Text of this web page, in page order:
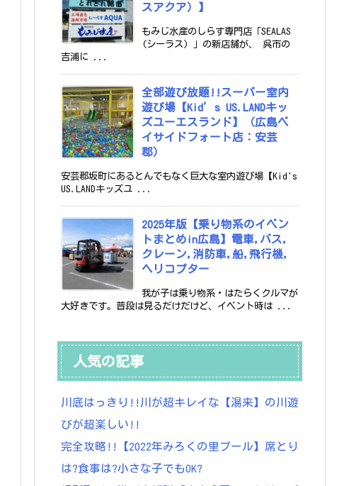
スアクア）】
もみじ水産のしらす専門店「SEALAS
(シーラス) 」の新店舗が、 呉市の
吉浦に ...
全部遊び放題!!スーパー室内
遊び場【Kid’s US.LANDキッ
ズユーエスランド】（広島ベ
イサイドフォート店：安芸
郡）
安芸郡坂町にあるとんでもなく巨大な室内遊び場【Kid's
US.LANDキッズユ ...
2025年版【乗り物系のイベン
トまとめin広島】電車,バス,
クレーン,消防車,船,飛行機,
ヘリコプター
我が子は乗り物系・はたらくクルマが
大好きです。普段は見るだけだけど、イベント時は ...
人気の記事
川底はっきり!!川が超キレイな【湯来】の川遊
びが超楽しい!!
完全攻略!!【2022年みろくの里プール】席とり
は?食事は?小さな子でもOK?